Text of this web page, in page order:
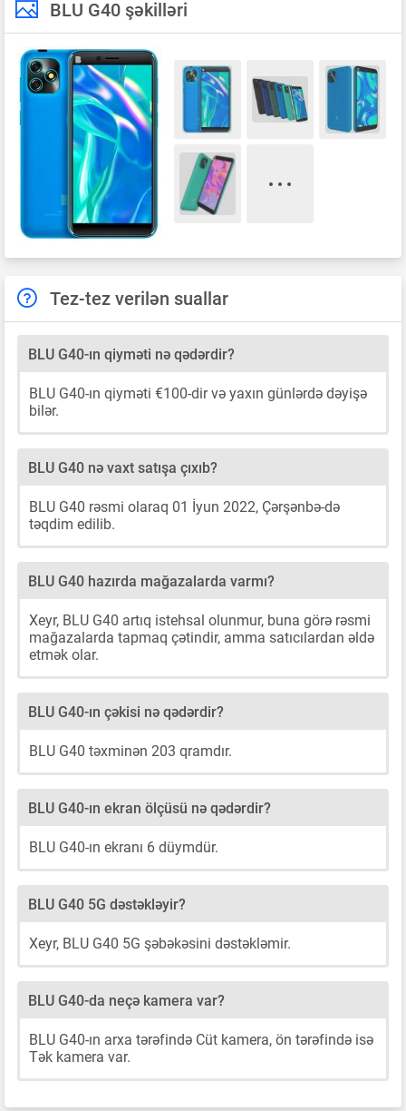
BLU G40 şəkilləri
Tez-tez verilən suallar
BLU G40-ın qiyməti nə qədərdir?
BLU G40-ın qiyməti €100-dir və yaxın günlərdə dəyişə
bilər.
BLU G40 nə vaxt satışa çıxıb?
BLU G40 rəsmi olaraq 01 İyun 2022, Çərşənbə-də
təqdim edilib.
BLU G40 hazırda mağazalarda varmı?
Xeyr, BLU G40 artıq istehsal olunmur, buna görə rəsmi
mağazalarda tapmaq çətindir, amma satıcılardan əldə
etmək olar.
BLU G40-ın çəkisi nə qədərdir?
BLU G40 təxminən 203 qramdır.
BLU G40-ın ekran ölçüsü nə qədərdir?
BLU G40-ın ekranı 6 düymdür.
BLU G40 5G dəstəkləyir?
Xeyr, BLU G40 5G şəbəkəsini dəstəkləmir.
BLU G40-da neçə kamera var?
BLU G40-ın arxa tərəfində Cüt kamera, ön tərəfində isə
Tək kamera var.